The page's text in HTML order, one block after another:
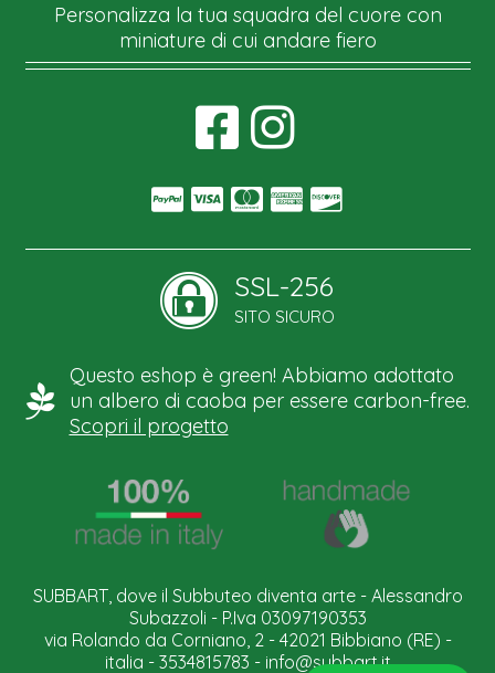
Personalizza la tua squadra del cuore con
miniature di cui andare fiero
SSL-256
SITO SICURO
Questo eshop è green! Abbiamo adottato
un albero di caoba per essere carbon-free.
Scopri il progetto
SUBBART, dove il Subbuteo diventa arte - Alessandro
Subazzoli - P.Iva 03097190353
via Rolando da Corniano, 2 - 42021 Bibbiano (RE) -
italia - 3534815783 - info@subbart.it